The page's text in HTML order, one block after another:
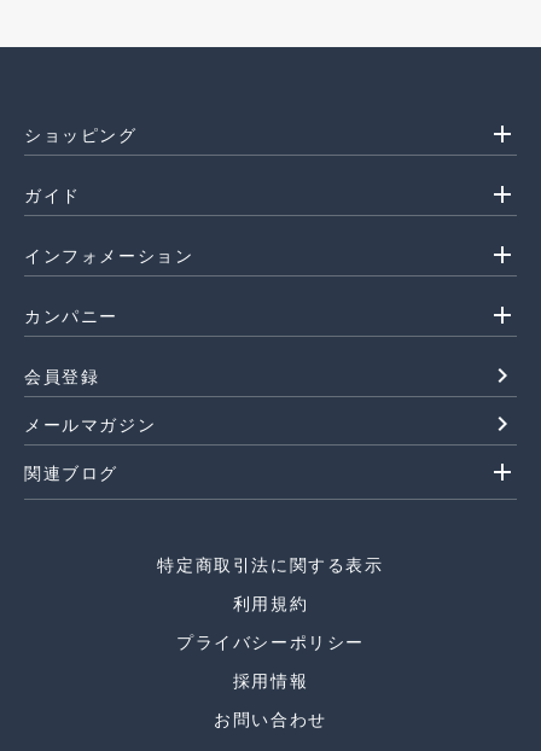
ショッピング add
ガイド add
インフォメーション add
カンパニー add
会員登録 navigate_next
メールマガジン navigate_next
関連ブログ add
特定商取引法に関する表示
利用規約
プライバシーポリシー
採用情報
お問い合わせ